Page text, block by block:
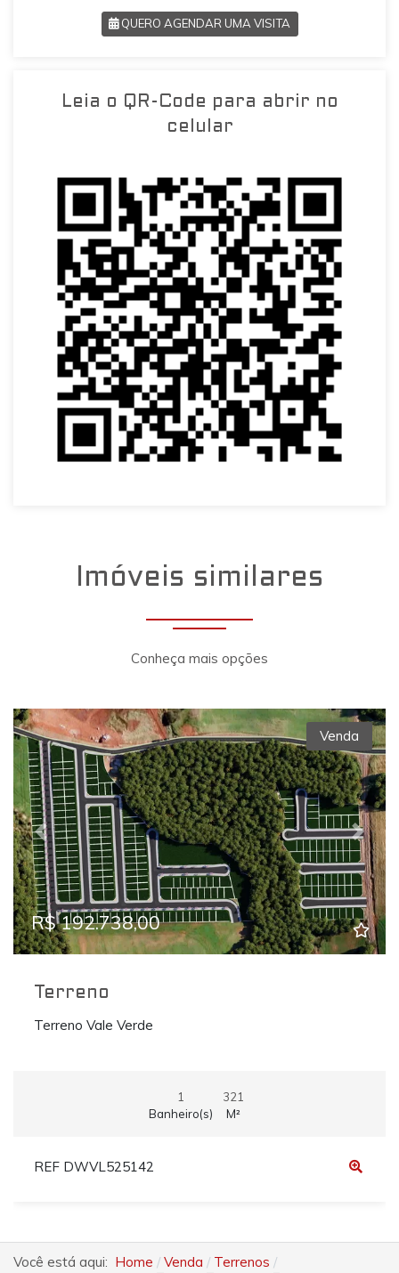
QUERO AGENDAR UMA VISITA
VOLTAR
Leia o QR-Code para abrir no
celular
Imóveis similares
Conheça mais opções
Previous Next
Venda
R$ 192.738,00
Terreno
Terreno Vale Verde
1
Banheiro(s)
321
M²
REF DWVL525142
Você está aqui: Home Venda
Terrenos